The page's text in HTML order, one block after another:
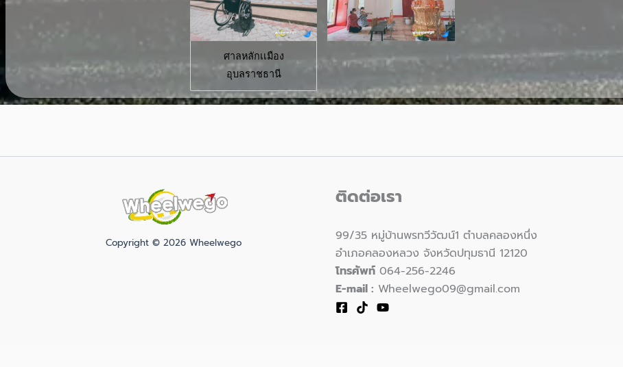
ศาลหลักเเมือง
อุบลราชธานี
Copyright © 2026 Wheelwego
ติดต่อเรา
99/35 หมู่บ้านพรทวีวัฒน์1 ตำบลคลองหนึ่ง
อำเภอคลองหลวง จังหวัดปทุมธานี 12120
โทรศัพท์064-256-2246
E-mail : Wheelwego09@gmail.com